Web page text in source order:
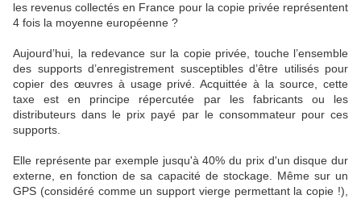
les revenus collectés en France pour la copie privée représentent
4 fois la moyenne européenne ?
Aujourd’hui, la redevance sur la copie privée, touche l’ensemble
des supports d’enregistrement susceptibles d’être utilisés pour
copier des œuvres à usage privé. Acquittée à la source, cette
taxe est en principe répercutée par les fabricants ou les
distributeurs dans le prix payé par le consommateur pour ces
supports.
Elle représente par exemple jusqu'à 40% du prix d'un disque dur
externe, en fonction de sa capacité de stockage. Même sur un
GPS (considéré comme un support vierge permettant la copie !),